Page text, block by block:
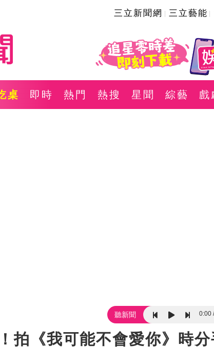
三立新聞網 三立藝能
桌 即時 熱門 熱搜 星聞 綜藝 戲
聽新聞 0:00
拍《我可能不會愛你》時